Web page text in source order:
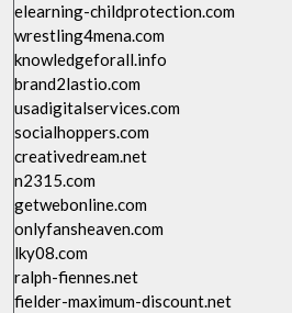
elearning-childprotection.com
wrestling4mena.com
knowledgeforall.info
brand2lastio.com
usadigitalservices.com
socialhoppers.com
creativedream.net
n2315.com
getwebonline.com
onlyfansheaven.com
lky08.com
ralph-fiennes.net
fielder-maximum-discount.net